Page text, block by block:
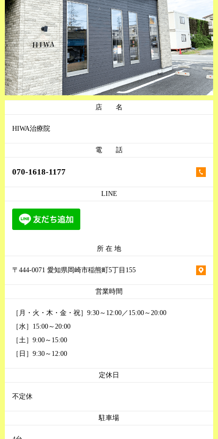
店 名
HIWA治療院
電 話
070-1618-1177
LINE
所 在 地
〒444-0071 愛知県岡崎市稲熊町5丁目155
営業時間
［月・火・木・金・祝］9:30～12:00／15:00～20:00
［水］15:00～20:00
［土］9:00～15:00
［日］9:30～12:00
定休日
不定休
駐車場